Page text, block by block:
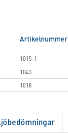
Artikelnummer
1015-1
1043
1018